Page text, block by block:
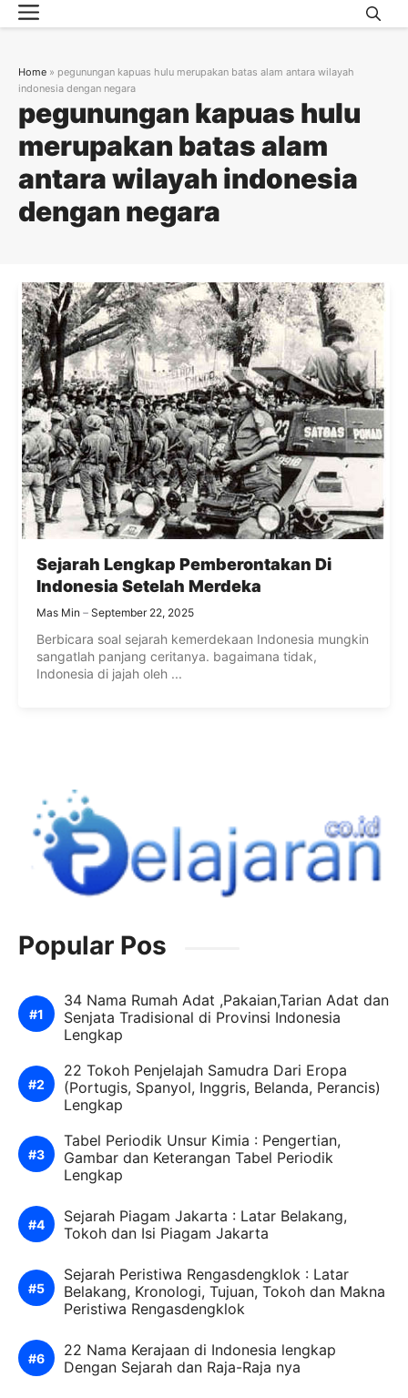
Skip
to
Menu
pegunungan kapuas hulu
merupakan batas alam
antara wilayah indonesia
dengan negara
Home » pegunungan kapuas hulu merupakan batas alam antara wilayah
indonesia dengan negara
Sejarah Lengkap Pemberontakan Di
Indonesia Setelah Merdeka
Mas Min September 22, 2025
Berbicara soal sejarah kemerdekaan Indonesia mungkin
sangatlah panjang ceritanya. bagaimana tidak,
Indonesia di jajah oleh ...
Popular Pos
34 Nama Rumah Adat ,Pakaian,Tarian Adat dan
Senjata Tradisional di Provinsi Indonesia
Lengkap
22 Tokoh Penjelajah Samudra Dari Eropa
(Portugis, Spanyol, Inggris, Belanda, Perancis)
Lengkap
Tabel Periodik Unsur Kimia : Pengertian,
Gambar dan Keterangan Tabel Periodik
Lengkap
Sejarah Piagam Jakarta : Latar Belakang,
Tokoh dan Isi Piagam Jakarta
Sejarah Peristiwa Rengasdengklok : Latar
Belakang, Kronologi, Tujuan, Tokoh dan Makna
Peristiwa Rengasdengklok
22 Nama Kerajaan di Indonesia lengkap
Dengan Sejarah dan Raja-Raja nya